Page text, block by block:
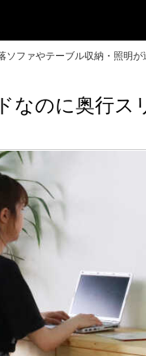
ソファやテーブル収納・照明が
なのに奥行ス